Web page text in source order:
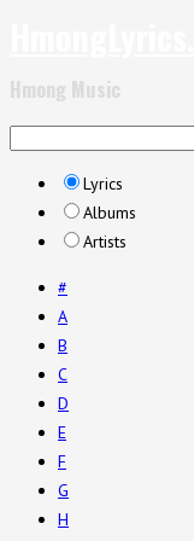
Hmong Music
Lyrics
Albums
Artists
#
A
B
C
D
E
F
G
H